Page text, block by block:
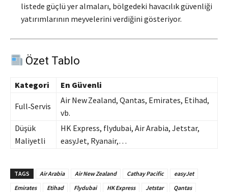
listede güçlü yer almaları, bölgedeki havacılık güvenliği
yatırımlarının meyvelerini verdiğini gösteriyor.
Özet Tablo
Kategori En Güvenli
Full‑Servis
Air New Zealand, Qantas, Emirates, Etihad,
vb.
Düşük
Maliyetli
HK Express, flydubai, Air Arabia, Jetstar,
easyJet, Ryanair,…
TAGS Air Arabia Air New Zealand Cathay Pacific
easyJet
Emirates
Etihad Flydubai HK Express Jetstar
Qantas